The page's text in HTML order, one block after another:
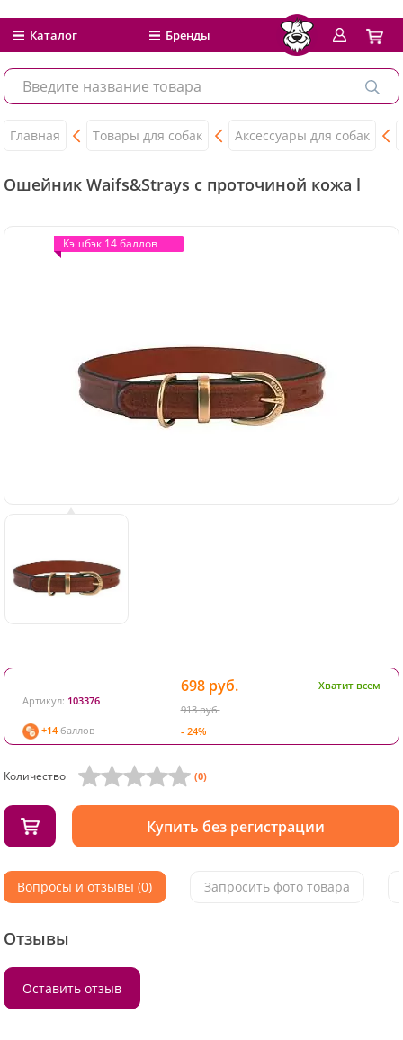
Каталог Бренды
Главная Товары для собак Аксессуары для собак
Ошейник Waifs&Strays с проточиной кожа l
Кэшбэк 14 баллов
Кэшбэк 14 баллов
Артикул: 103376
+14 баллов
698 руб.
913 руб.
- 24%
Хватит всем
Количество
Купить без регистрации
(0)
Вопросы и отзывы (0) Запросить фото товара
Отзывы
Оставить отзыв